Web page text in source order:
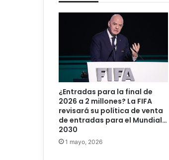
¿Entradas para la final de
2026 a 2 millones? La FIFA
revisará su política de venta
de entradas para el Mundial…
2030
1 mayo, 2026